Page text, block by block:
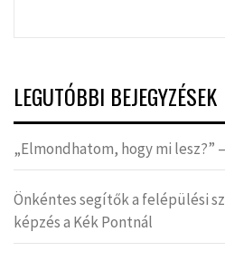
LEGUTÓBBI BEJEGYZÉSEK
„Elmondhatom, hogy mi lesz?”
Önkéntes segítők a felépülési
képzés a Kék Pontnál